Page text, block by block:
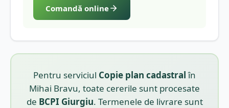
Comandă online
Pentru serviciul Copie plan cadastralîn
Mihai Bravu, toate cererile sunt procesate
de BCPI Giurgiu. Termenele de livrare sunt